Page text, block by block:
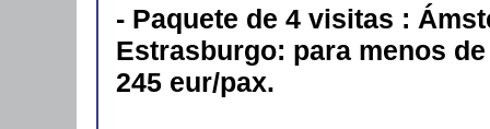
- Paquete de 4 visitas :
Estrasburgo: para menos
245 eur/pax.